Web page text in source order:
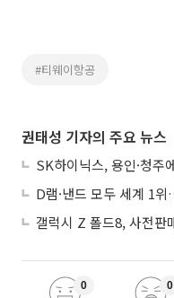
#티웨이항공
권태성 기자의 주요 뉴스
0 0